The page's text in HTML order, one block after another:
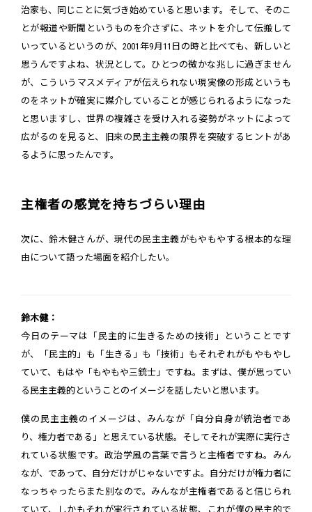
治家も、同じことに気づき始めていると思います。そして、そのこ
とが報道や新聞というものを介さずに、ネットを介して伝搬して
いっているというのが、2001年9月11日の時と比べても、新しいと
思うんですよね、状況として。ひとつの微かな兆しに過ぎません
が、こういうマスメディアが伝えられない現実像の形成というも
のをネットが確実に媒介していることが感じられるようになった
と思いますし、世界の複雑さを受け入れる姿勢がネットによって
広がるのを見ると、旧来の民主主義の限界を突破するヒントがあ
るように思ったんです。
主権者の感覚を持ちづらい理由
次に、鈴木健さんが、現代の民主主義がもやもやする根本的な理
由について語った場面を紹介したい。
鈴木健：
今日のテーマは「民主的に生きるための技術」ということです
が、「民主的」も「生きる」も「技術」もそれぞれがもやもやし
ていて、もはや「もやもや三銃士」ですね。まずは、僕が思ってい
る民主主義的ということのイメージを話したいと思います。
僕の民主主義のイメージは、みんなが「自分自身が統治者であ
り、権力者である」と思えている状態。そしてそれが実際に実行さ
れている状態です。政治学風の言葉で言うと主権者ですね。みん
なが、であって、自分だけがじゃないですよ。自分だけが権力者に
なっちゃったらまた別なので。みんなが主権者であると信じられ
ていて、しかもそれが実行されている状態、これが僕の民主的で